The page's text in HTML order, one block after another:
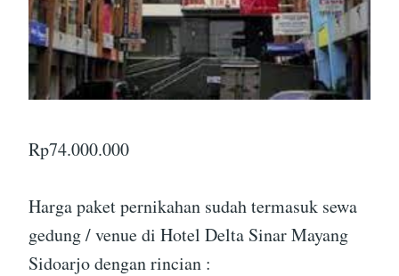
Rp74.000.000
Harga paket pernikahan sudah termasuk sewa
gedung / venue di Hotel Delta Sinar Mayang
Sidoarjo dengan rincian :